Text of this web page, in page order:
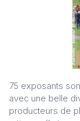
75 exposants
avec une belle
producteurs de